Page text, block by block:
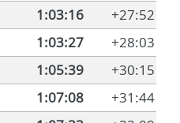
1:03:16
+27:52
1:03:27
+28:03
1:05:39
+30:15
1:07:08
+31:44